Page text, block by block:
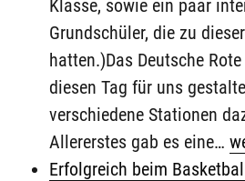
Klasse, sowie ein paar
Grundschüler, die zu
hatten.)Das Deutsche
diesen Tag für uns
verschiedene Stationen
Allererstes gab es eine…
Erfolgreich beim